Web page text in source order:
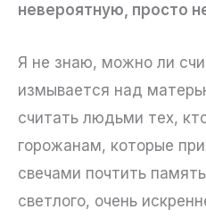
невероятную, просто
Я не знаю, можно ли
измывается над
считать людьми тех,
горожанам, которые
свечами почтить
светлого, очень